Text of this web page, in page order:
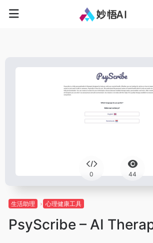
0 44
生活助理 心理健康工具
PsyScribe – AI